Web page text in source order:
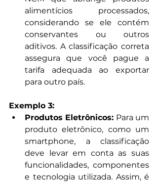
alimentícios processados,
considerando se ele contém
conservantes ou outros
aditivos. A classificação correta
assegura que você pague a
tarifa adequada ao exportar
para outro país.
Exemplo 3:
Produtos Eletrônicos: Para um
produto eletrônico, como um
smartphone, a classificação
deve levar em conta as suas
funcionalidades, componentes
e tecnologia utilizada. Assim, é